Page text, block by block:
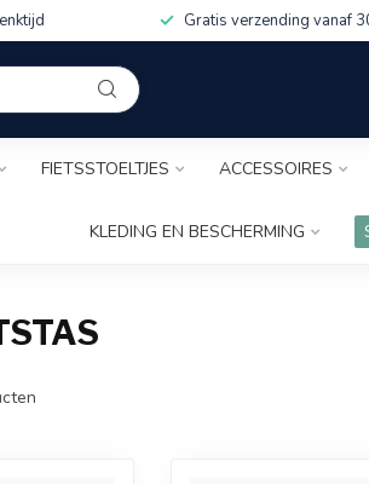
Gratis verzending vanaf
FIETSSTOELTJES ACCESSOIRES
KLEDING EN BESCHERMING